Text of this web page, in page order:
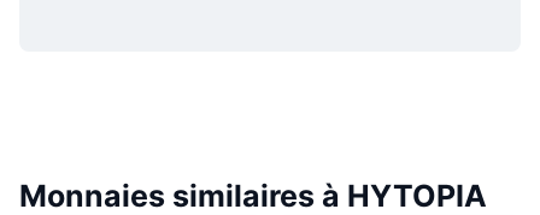
Monnaies similaires à HYTOPIA